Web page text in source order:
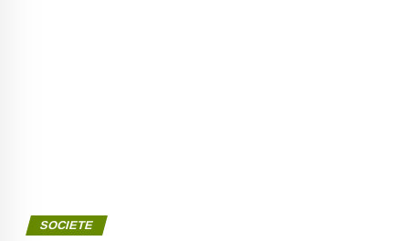
SOCIETE